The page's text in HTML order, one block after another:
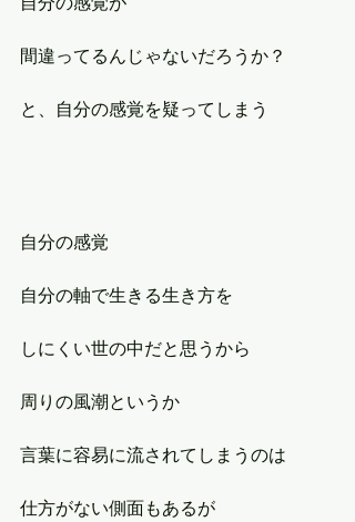
間違ってるんじゃないだろうか？
と、自分の感覚を疑ってしまう
自分の感覚
自分の軸で生きる生き方を
しにくい世の中だと思うから
周りの風潮というか
言葉に容易に流されてしまうのは
仕方がない側面もあるが